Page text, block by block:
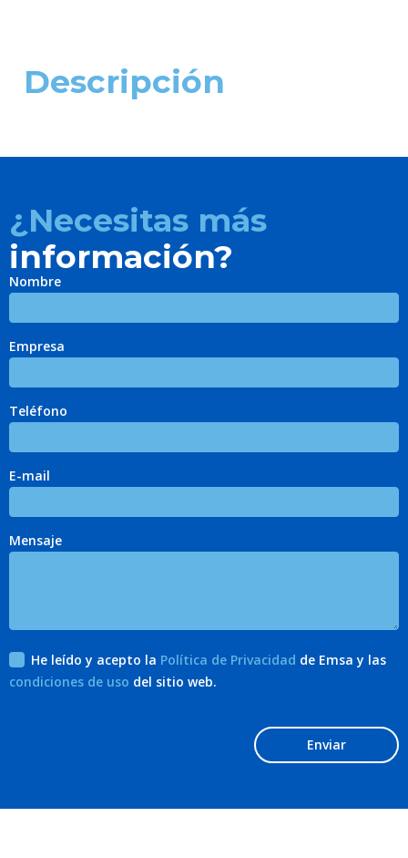
Descripción
¿Necesitas más
información?
Nombre
Empresa
Teléfono
E-mail
Mensaje
He leído y acepto la Política de Privacidad de Emsa y las
condiciones de uso del sitio web.
Enviar